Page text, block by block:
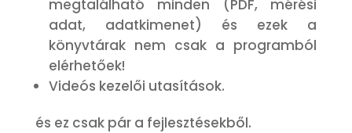
megtalálható minden (PDF, mérési
adat, adatkimenet) és ezek a
könyvtárak nem csak a programból
elérhetőek!
Videós kezelői utasítások.
és ez csak pár a fejlesztésekből.